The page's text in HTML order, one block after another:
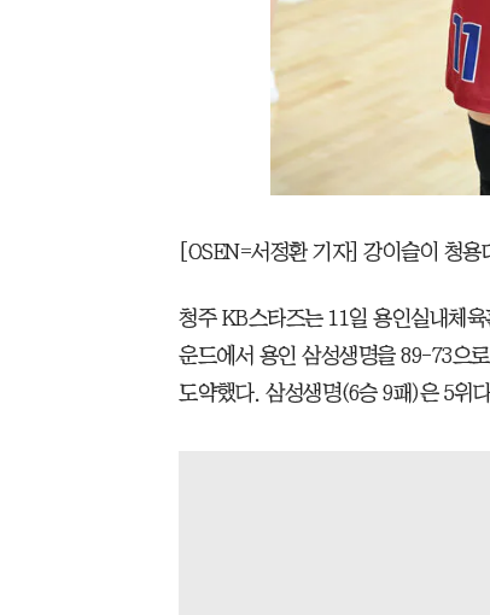
[OSEN=서정환 기자] 강이슬이 청용
청주 KB스타즈는 11일 용인실내체
운드에서 용인 삼성생명을 89-73으
도약했다. 삼성생명(6승 9패)은 5위